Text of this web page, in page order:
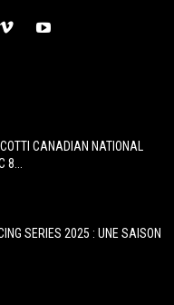
CANADIAN NATIONAL
SERIES 2025 : UNE SAISON